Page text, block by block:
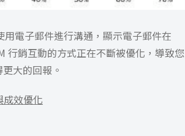
電子郵件進行溝通，顯示電子郵件在
行銷互動的方式正在不斷被優化，導致您
大的回報。
效優化